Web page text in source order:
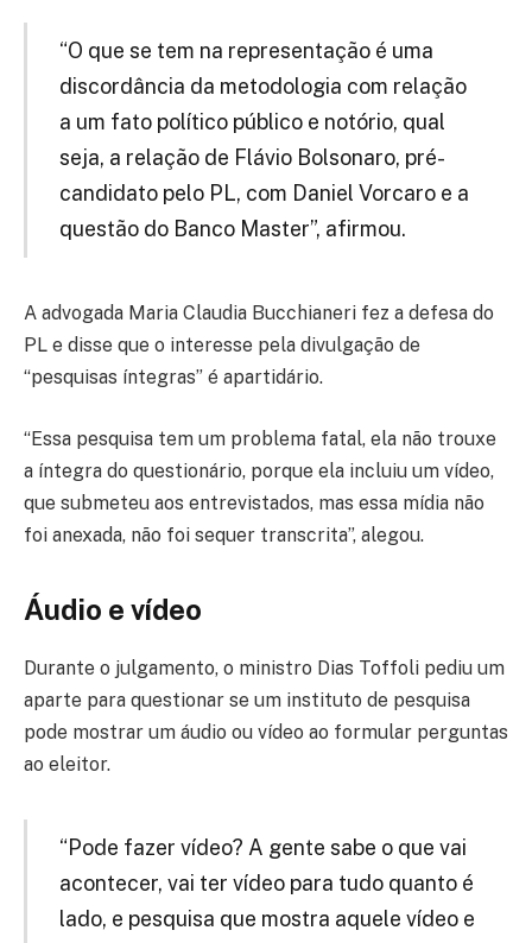
“O que se tem na representação é uma
discordância da metodologia com relação
a um fato político público e notório, qual
seja, a relação de Flávio Bolsonaro, pré-
candidato pelo PL, com Daniel Vorcaro e a
questão do Banco Master”, afirmou.
A advogada Maria Claudia Bucchianeri fez a defesa do
PL e disse que o interesse pela divulgação de
“pesquisas íntegras” é apartidário.
“Essa pesquisa tem um problema fatal, ela não trouxe
a íntegra do questionário, porque ela incluiu um vídeo,
que submeteu aos entrevistados, mas essa mídia não
foi anexada, não foi sequer transcrita”, alegou.
Áudio e vídeo
Durante o julgamento, o ministro Dias Toffoli pediu um
aparte para questionar se um instituto de pesquisa
pode mostrar um áudio ou vídeo ao formular perguntas
ao eleitor.
“Pode fazer vídeo? A gente sabe o que vai
acontecer, vai ter vídeo para tudo quanto é
lado, e pesquisa que mostra aquele vídeo e